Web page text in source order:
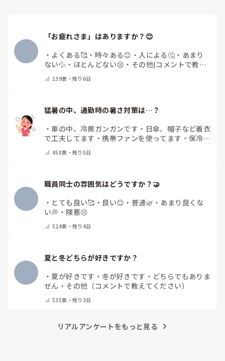
「お疲れさま」はありますか？😊
・ よくある🥰 ・ 時々ある😊 ・ 人による🤔 ・ あまり
ない💦 ・ ほとんどない😢 ・ その他(コメントで教え
139票・残り6日
猛暑の中、通勤時の暑さ対策は…？
・車の中、冷房ガンガンです ・ 日傘、帽子など着衣
で工夫してます ・携帯ファンを使ってます ・ 保冷剤
ん ・その他（コメントで教えて下さい）
458票・残り5日
職員同士の雰囲気はどうですか？🤝
・ とても良い🥰 ・ 良い😊 ・ 普通🌿 ・ あまり良くな
い💭 ・ 険悪😢
524票・残り4日
夏と冬どちらが好きですか？
・ 夏が好きです ・冬が好きです ・ どちらでもありま
せん ・ その他（コメントで教えてください）
535票・残り3日
リアルアンケートをもっと見る